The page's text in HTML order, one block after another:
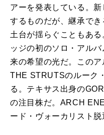
アーを発表している。
するものだが、継承で
土台が揺らぐこともあ
ッジの初のソロ・アル
来の希望の光だ。この
THE STRUTSのルーク
る。テキサス出身の
の注目株だ。ARCH
ード・ヴォーカリスト脱